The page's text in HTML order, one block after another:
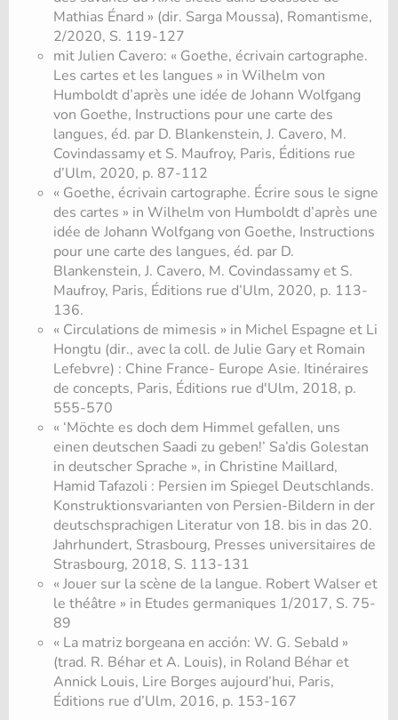
Mathias Énard » (dir. Sarga Moussa), Romantisme,
2/2020, S. 119-127
mit Julien Cavero: « Goethe, écrivain cartographe.
Les cartes et les langues » in Wilhelm von
Humboldt d’après une idée de Johann Wolfgang
von Goethe, Instructions pour une carte des
langues, éd. par D. Blankenstein, J. Cavero, M.
Covindassamy et S. Maufroy, Paris, Éditions rue
d’Ulm, 2020, p. 87-112
« Goethe, écrivain cartographe. Écrire sous le signe
des cartes » in Wilhelm von Humboldt d’après une
idée de Johann Wolfgang von Goethe, Instructions
pour une carte des langues, éd. par D.
Blankenstein, J. Cavero, M. Covindassamy et S.
Maufroy, Paris, Éditions rue d’Ulm, 2020, p. 113-
136.
« Circulations de mimesis » in Michel Espagne et Li
Hongtu (dir., avec la coll. de Julie Gary et Romain
Lefebvre) : Chine France- Europe Asie. Itinéraires
de concepts, Paris, Éditions rue d'Ulm, 2018, p.
555-570
« ‘Möchte es doch dem Himmel gefallen, uns
einen deutschen Saadi zu geben!’ Sa’dis Golestan
in deutscher Sprache », in Christine Maillard,
Hamid Tafazoli : Persien im Spiegel Deutschlands.
Konstruktionsvarianten von Persien-Bildern in der
deutschsprachigen Literatur von 18. bis in das 20.
Jahrhundert, Strasbourg, Presses universitaires de
Strasbourg, 2018, S. 113-131
« Jouer sur la scène de la langue. Robert Walser et
le théâtre » in Etudes germaniques 1/2017, S. 75-
89
« La matriz borgeana en acción: W. G. Sebald »
(trad. R. Béhar et A. Louis), in Roland Béhar et
Annick Louis, Lire Borges aujourd’hui, Paris,
Éditions rue d’Ulm, 2016, p. 153-167